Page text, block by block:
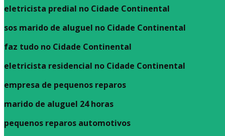
eletricista predial no Cidade Continental
sos marido de aluguel no Cidade Continental
faz tudo no Cidade Continental
eletricista residencial no Cidade Continental
empresa de pequenos reparos
marido de aluguel 24 horas
pequenos reparos automotivos